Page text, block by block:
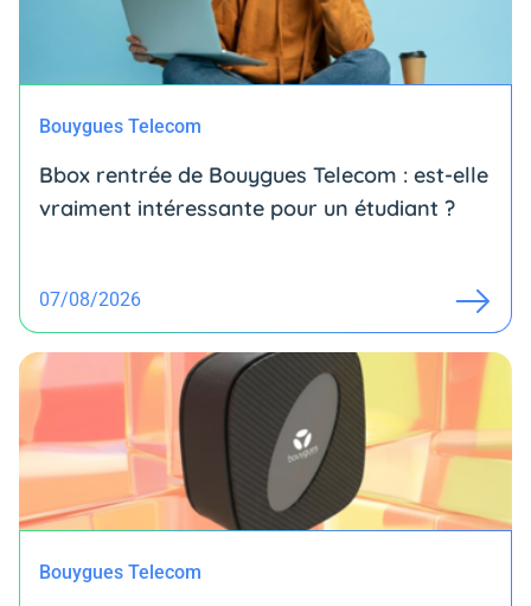
Bouygues Telecom
Bbox rentrée de Bouygues Telecom : est-elle
vraiment intéressante pour un étudiant ?
07/08/2026
Bouygues Telecom